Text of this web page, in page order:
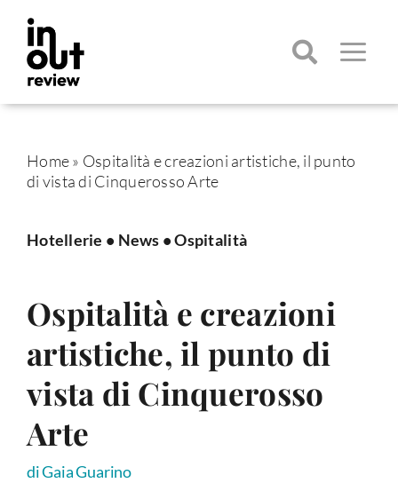
contenuto
Toggle
per:
Home» Ospitalità e creazioni artistiche, il punto
di vista di Cinquerosso Arte
Hotellerie • News •Ospitalità
Ospitalità e creazioni
artistiche, il punto di
vista di Cinquerosso
Arte
di Gaia Guarino